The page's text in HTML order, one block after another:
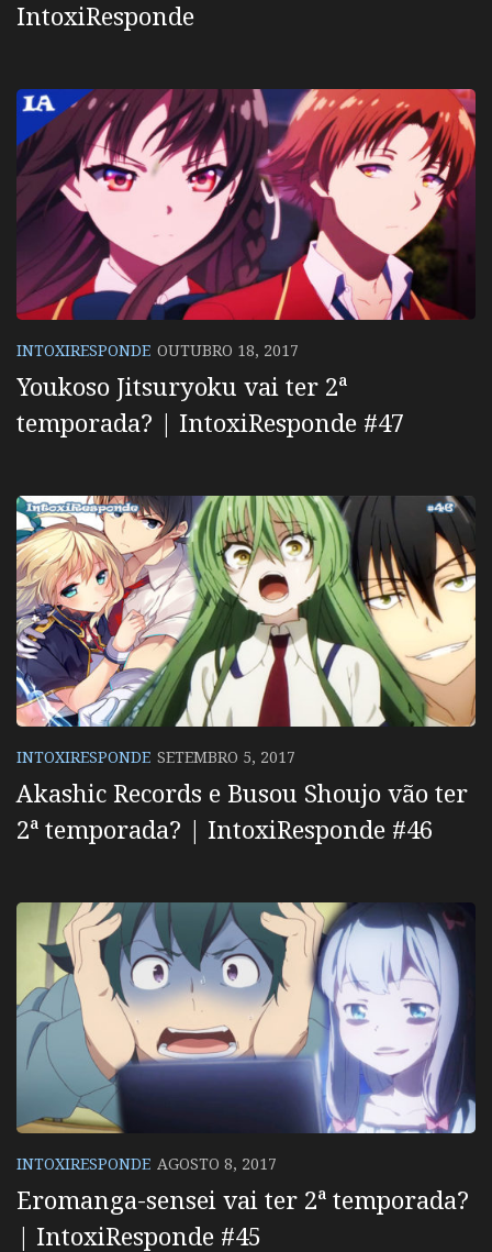
IntoxiResponde
INTOXIRESPONDE OUTUBRO 18, 2017
Youkoso Jitsuryoku vai ter 2ª
temporada? | IntoxiResponde #47
INTOXIRESPONDE SETEMBRO 5, 2017
Akashic Records e Busou Shoujo vão ter
2ª temporada? | IntoxiResponde #46
INTOXIRESPONDE AGOSTO 8, 2017
Eromanga-sensei vai ter 2ª temporada?
| IntoxiResponde #45